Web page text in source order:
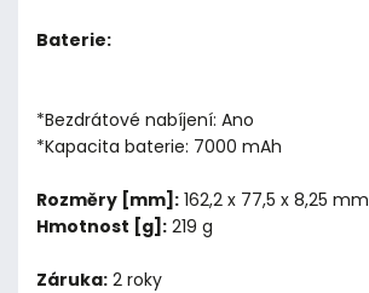
Baterie:
*Bezdrátové nabíjení: Ano
*Kapacita baterie: 7000 mAh
Rozměry [mm]: 162,2 x 77,5 x 8,25 mm
Hmotnost [g]: 219 g
Záruka: 2 roky